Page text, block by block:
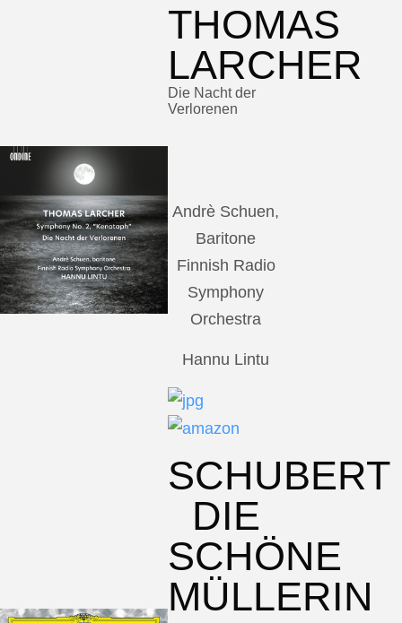
THOMAS
LARCHER
Die Nacht der
Verlorenen
Andrè Schuen,
Baritone
Finnish Radio
Symphony
Orchestra
Hannu Lintu
SCHUBERT
DIE
SCHÖNE
MÜLLERIN